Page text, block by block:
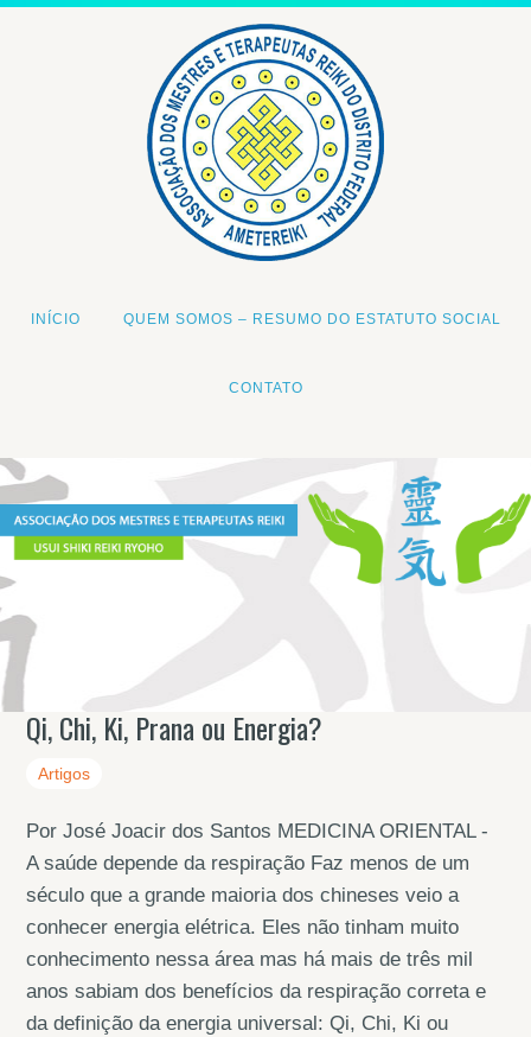
INÍCIO QUEM SOMOS – RESUMO DO ESTATUTO SOCIAL
CONTATO
Qi, Chi, Ki, Prana ou Energia?
Artigos
Por José Joacir dos Santos MEDICINA ORIENTAL -
A saúde depende da respiração Faz menos de um
século que a grande maioria dos chineses veio a
conhecer energia elétrica. Eles não tinham muito
conhecimento nessa área mas há mais de três mil
anos sabiam dos benefícios da respiração correta e
da definição da energia universal: Qi, Chi, Ki ou